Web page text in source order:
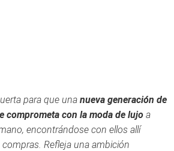
para que una nueva generación de
comprometa con la moda de lujo a
encontrándose con ellos allí
Refleja una ambición